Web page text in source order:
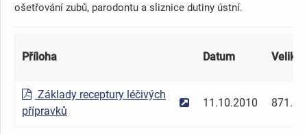
ošetřování zubů, parodontu a sliznice dutiny ústní.
Příloha Datum
Základy receptury léčivých
přípravků
11.10.2010 871.8